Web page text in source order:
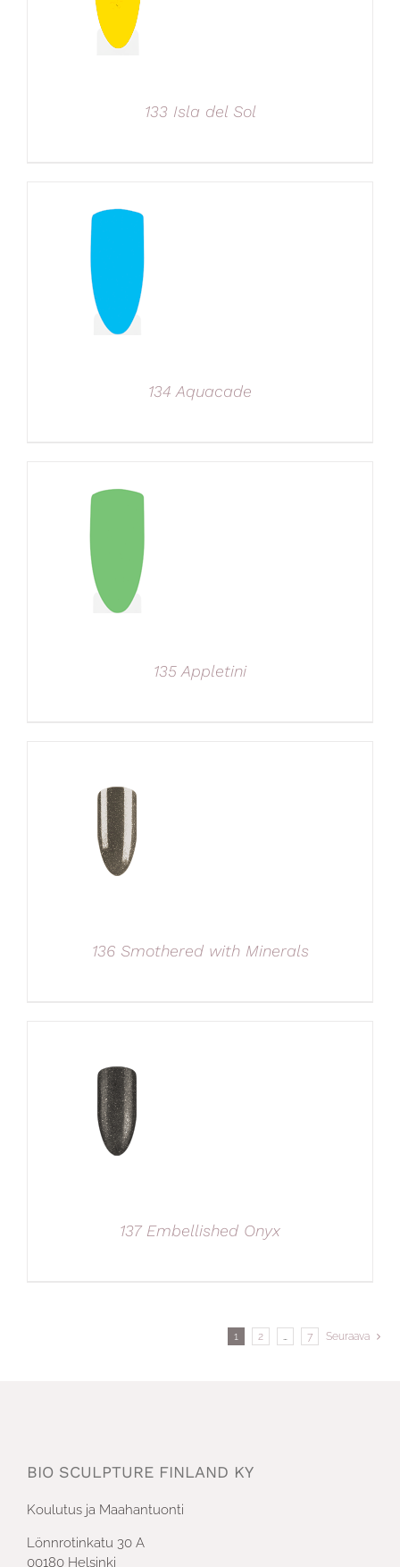
133 Isla del Sol
134 Aquacade
135 Appletini
136 Smothered with Minerals
137 Embellished Onyx
1 2 … 7 Seuraava
BIO SCULPTURE FINLAND KY
Koulutus ja Maahantuonti
Lönnrotinkatu 30 A
00180 Helsinki